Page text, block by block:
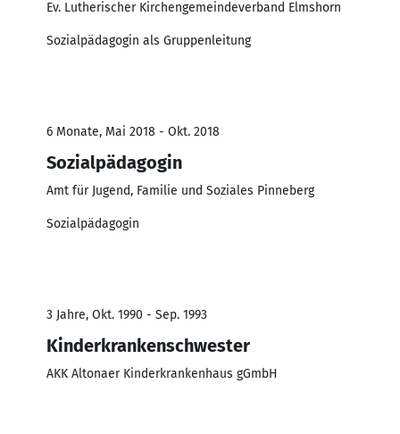
Ev. Lutherischer Kirchengemeindeverband Elmshorn
Sozialpädagogin als Gruppenleitung
6 Monate, Mai 2018 - Okt. 2018
Sozialpädagogin
Amt für Jugend, Familie und Soziales Pinneberg
Sozialpädagogin
3 Jahre, Okt. 1990 - Sep. 1993
Kinderkrankenschwester
AKK Altonaer Kinderkrankenhaus gGmbH